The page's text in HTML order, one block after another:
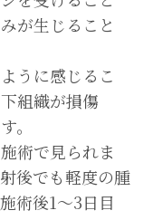
が生じること
うに感じるこ
組織が損傷
。
術で見られま
後でも軽度の腫
術後1～3日目